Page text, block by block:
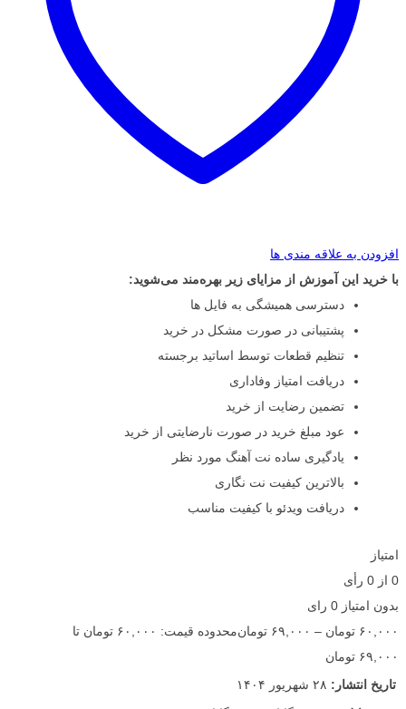
افزودن به علاقه مندی ها
با خرید این آموزش از مزایای زیر بهره‌مند می‌شوید:
دسترسی همیشگی به فایل ها
پشتیبانی در صورت مشکل در خرید
تنظیم قطعات توسط اساتید برجسته
دریافت امتیاز وفاداری
تضمین رضایت از خرید
عود مبلغ خرید در صورت نارضایتی از خرید
یادگیری ساده نت آهنگ مورد نظر
بالاترین کیفیت نت نگاری
دریافت ویدئو با کیفیت مناسب
امتیاز
0 از 0 رأی
بدون امتیاز 0 رای
۶۰,۰۰۰ تومان – ۶۹,۰۰۰ تومان
محدوده قیمت: ۶۰,۰۰۰ تومان تا
۶۹,۰۰۰ تومان
تاریخ انتشار: ۲۸ شهریور ۱۴۰۴